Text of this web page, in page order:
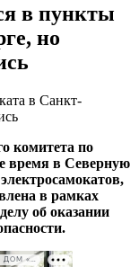
в пункты
но
в Санкт-
комитета по
время в Северную
в рамках
об оказании
РЕКЛАМА • ООО СТРОИТЕЛЬНЫЙ ТОРГОВЫЙ ДОМ «ПЕТРОВИЧ». ИНН: 7802348846